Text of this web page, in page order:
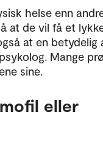
helse enn
at de vil få et
at en betydelig
Mange
sine.
eller